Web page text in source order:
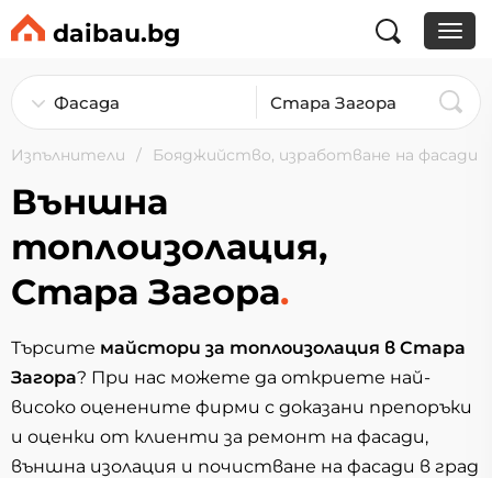
daibau.bg
Изпълнители Бояджийство, изработване на фасади
Външна
топлоизолация,
Стара Загора.
Търсите майстори за топлоизолация в Стара
Загора? При нас можете да откриете най-
високо оценените фирми с доказани препоръки
и оценки от клиенти за ремонт на фасади,
външна изолация и почистване на фасади в град